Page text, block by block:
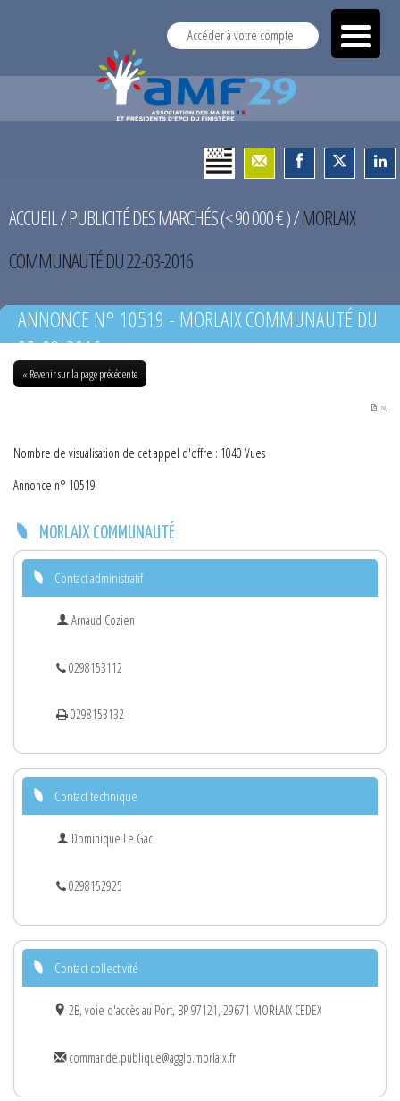
Accéder à votre compte
ACCUEIL/PUBLICITÉ DES MARCHÉS (< 90 000 € )/MORLAIX
COMMUNAUTÉ DU 22-03-2016
ANNONCE N° 10519 - MORLAIX COMMUNAUTÉ DU
22-03-2016
« Revenir sur la page précédente
PDF
Nombre de visualisation de cet appel d'offre : 1040 Vues
Annonce n° 10519
MORLAIX COMMUNAUTÉ
Contact administratif
Arnaud Cozien
0298153112
0298153132
Contact technique
Dominique Le Gac
0298152925
Contact collectivité
2B, voie d'accès au Port, BP 97121, 29671 MORLAIX CEDEX
commande.publique@agglo.morlaix.fr